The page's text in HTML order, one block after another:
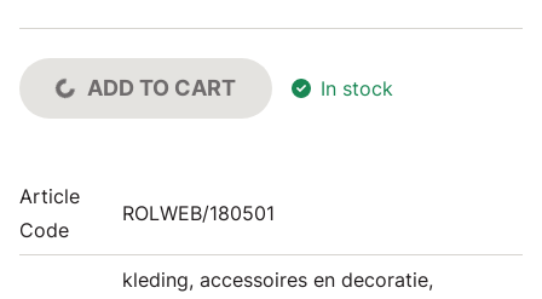
ADD TO CART In stock
Article
Code
ROLWEB/180501
kleding, accessoires en decoratie,